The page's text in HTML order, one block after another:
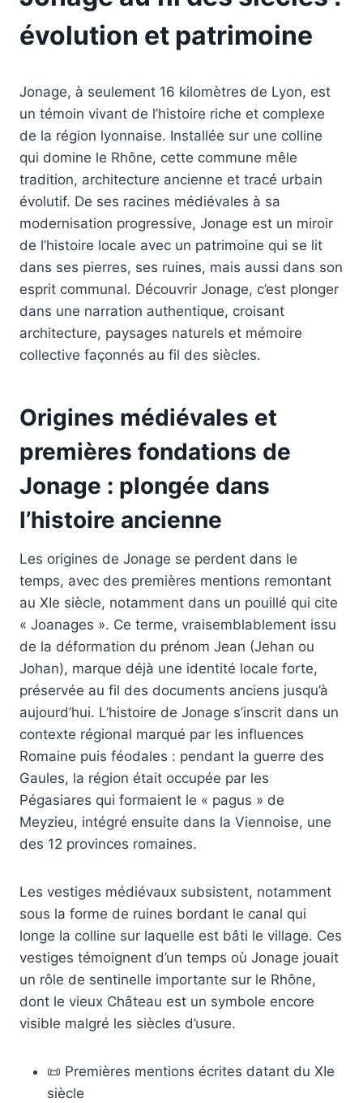
évolution et patrimoine
Jonage, à seulement 16 kilomètres de Lyon, est
un témoin vivant de l’histoire riche et complexe
de la région lyonnaise. Installée sur une colline
qui domine le Rhône, cette commune mêle
tradition, architecture ancienne et tracé urbain
évolutif. De ses racines médiévales à sa
modernisation progressive, Jonage est un miroir
de l’histoire locale avec un patrimoine qui se lit
dans ses pierres, ses ruines, mais aussi dans son
esprit communal. Découvrir Jonage, c’est plonger
dans une narration authentique, croisant
architecture, paysages naturels et mémoire
collective façonnés au fil des siècles.
Origines médiévales et
premières fondations de
Jonage : plongée dans
l’histoire ancienne
Les origines de Jonage se perdent dans le
temps, avec des premières mentions remontant
au XIe siècle, notamment dans un pouillé qui cite
« Joanages ». Ce terme, vraisemblablement issu
de la déformation du prénom Jean (Jehan ou
Johan), marque déjà une identité locale forte,
préservée au fil des documents anciens jusqu’à
aujourd’hui. L’histoire de Jonage s’inscrit dans un
contexte régional marqué par les influences
Romaine puis féodales : pendant la guerre des
Gaules, la région était occupée par les
Pégasiares qui formaient le « pagus » de
Meyzieu, intégré ensuite dans la Viennoise, une
des 12 provinces romaines.
Les vestiges médiévaux subsistent, notamment
sous la forme de ruines bordant le canal qui
longe la colline sur laquelle est bâti le village. Ces
vestiges témoignent d’un temps où Jonage jouait
un rôle de sentinelle importante sur le Rhône,
dont le vieux Château est un symbole encore
visible malgré les siècles d’usure.
📜 Premières mentions écrites datant du XIe
siècle